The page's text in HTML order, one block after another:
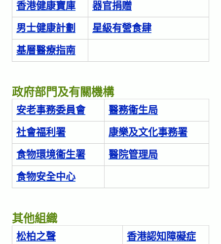
香港健康寶庫
器官捐贈
男士健康計劃
星級有營食肆
基層醫療指南
政府部門及有關機構
安老事務委員會
醫務衞生局
社會福利署
康樂及文化事務署
食物環境衞生署
醫院管理局
食物安全中心
其他組織
松柏之聲
香港認知障礙症